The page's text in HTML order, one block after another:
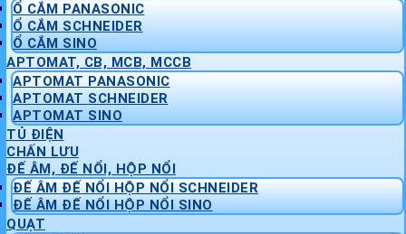
Ổ CẮM PANASONIC
Ổ CẮM SCHNEIDER
Ổ CẮM SINO
APTOMAT, CB, MCB, MCCB
APTOMAT PANASONIC
APTOMAT SCHNEIDER
APTOMAT SINO
TỦ ĐIỆN
CHẤN LƯU
ĐẾ ÂM, ĐẾ NỔI, HỘP NỔI
ĐẾ ÂM ĐẾ NỔI HỘP NỔI SCHNEIDER
ĐẾ ÂM ĐẾ NỔI HỘP NỔI SINO
QUẠT